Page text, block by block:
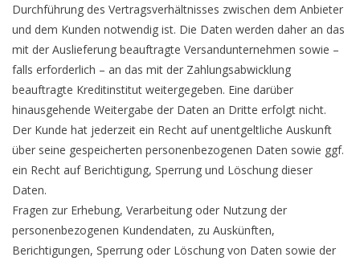
Durchführung des Vertragsverhältnisses zwischen dem Anbieter
und dem Kunden notwendig ist. Die Daten werden daher an das
mit der Auslieferung beauftragte Versandunternehmen sowie –
falls erforderlich – an das mit der Zahlungsabwicklung
beauftragte Kreditinstitut weitergegeben. Eine darüber
hinausgehende Weitergabe der Daten an Dritte erfolgt nicht.
Der Kunde hat jederzeit ein Recht auf unentgeltliche Auskunft
über seine gespeicherten personenbezogenen Daten sowie ggf.
ein Recht auf Berichtigung, Sperrung und Löschung dieser
Daten.
Fragen zur Erhebung, Verarbeitung oder Nutzung der
personenbezogenen Kundendaten, zu Auskünften,
Berichtigungen, Sperrung oder Löschung von Daten sowie der